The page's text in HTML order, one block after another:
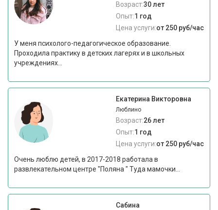
Возраст:30 лет
Опыт:1 год
Цена услуги:от 250 руб/час
У меня психолого-педагогическое образование.
Проходила практику в детских лагерях и в школьных
учреждениях...
Екатерина Викторовна
Люблино
Возраст:26 лет
Опыт:1 год
Цена услуги:от 250 руб/час
Очень люблю детей, в 2017-2018 работала в
развлекательном центре "Поляна " Туда мамочки...
Сабина